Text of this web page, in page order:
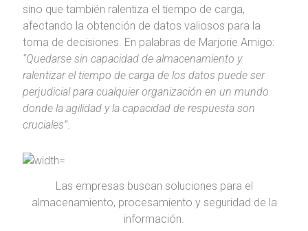
sino que también ralentiza el tiempo de carga,
afectando la obtención de datos valiosos para la
toma de decisiones. En palabras de Marjorie Amigo:
“Quedarse sin capacidad de almacenamiento y
ralentizar el tiempo de carga de los datos puede ser
perjudicial para cualquier organización en un mundo
donde la agilidad y la capacidad de respuesta son
cruciales”.
Las empresas buscan soluciones para el
almacenamiento, procesamiento y seguridad de la
información.